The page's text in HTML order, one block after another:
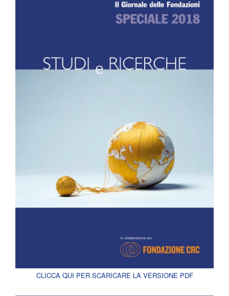
CLICCA QUI PER SCARICARE LA VERSIONE PDF